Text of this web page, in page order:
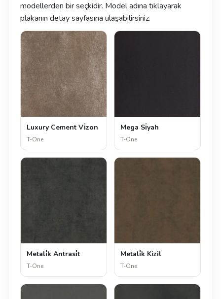
modellerden bir seçkidir. Model adına tıklayarak
plakanın detay sayfasına ulaşabilirsiniz.
Luxury Cement Vi̇zon
T-One
Mega Si̇yah
T-One
Metali̇k Antrasi̇t
T-One
Metali̇k Kizil
T-One